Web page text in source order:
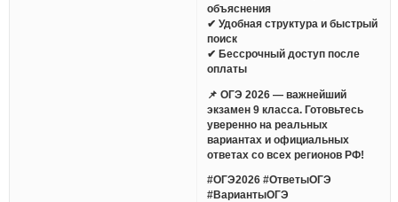
объяснения
✔ Удобная структура и быстрый
поиск
✔ Бессрочный доступ после
оплаты
📌 ОГЭ 2026 — важнейший
экзамен 9 класса. Готовьтесь
уверенно на реальных
вариантах и официальных
ответах со всех регионов РФ!
#ОГЭ2026 #ОтветыОГЭ
#ВариантыОГЭ